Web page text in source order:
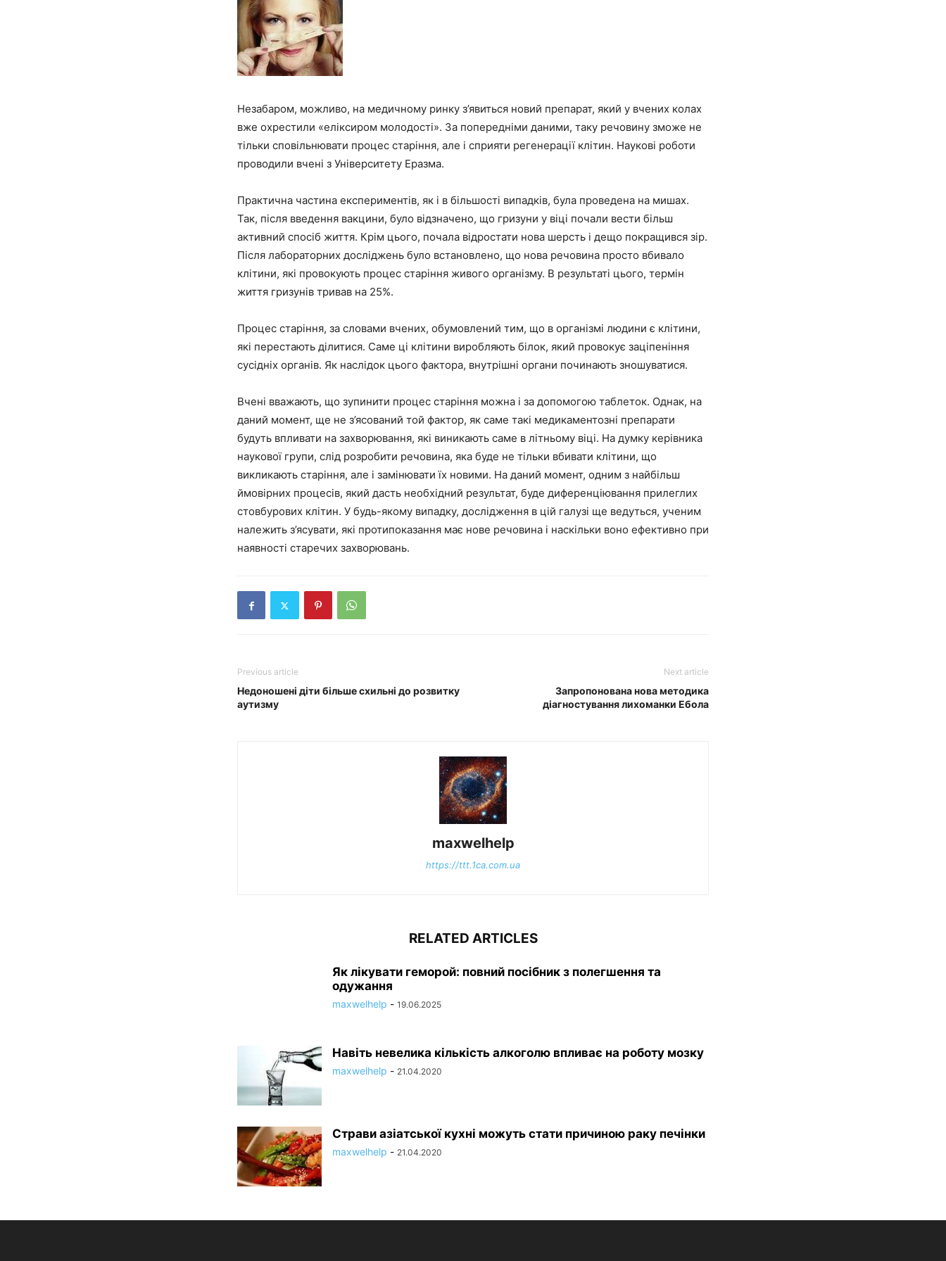
Незабаром, можливо, на медичному ринку з’явиться новий препарат, який у вчених колах
вже охрестили «еліксиром молодості». За попередніми даними, таку речовину зможе не
тільки сповільнювати процес старіння, але і сприяти регенерації клітин. Наукові роботи
проводили вчені з Університету Еразма.
Практична частина експериментів, як і в більшості випадків, була проведена на мишах.
Так, після введення вакцини, було відзначено, що гризуни у віці почали вести більш
активний спосіб життя. Крім цього, почала відростати нова шерсть і дещо покращився зір.
Після лабораторних досліджень було встановлено, що нова речовина просто вбивало
клітини, які провокують процес старіння живого організму. В результаті цього, термін
життя гризунів тривав на 25%.
Процес старіння, за словами вчених, обумовлений тим, що в організмі людини є клітини,
які перестають ділитися. Саме ці клітини виробляють білок, який провокує заціпеніння
сусідніх органів. Як наслідок цього фактора, внутрішні органи починають зношуватися.
Вчені вважають, що зупинити процес старіння можна і за допомогою таблеток. Однак, на
даний момент, ще не з’ясований той фактор, як саме такі медикаментозні препарати
будуть впливати на захворювання, які виникають саме в літньому віці. На думку керівника
наукової групи, слід розробити речовина, яка буде не тільки вбивати клітини, що
викликають старіння, але і замінювати їх новими. На даний момент, одним з найбільш
ймовірних процесів, який дасть необхідний результат, буде диференціювання прилеглих
стовбурових клітин. У будь-якому випадку, дослідження в цій галузі ще ведуться, ученим
належить з’ясувати, які протипоказання має нове речовина і наскільки воно ефективно при
наявності старечих захворювань.
Previous article
Недоношені діти більше схильні до розвитку
аутизму
Next article
Запропонована нова методика
діагностування лихоманки Ебола
maxwelhelp
https://ttt.1ca.com.ua
RELATED ARTICLES
Як лікувати геморой: повний посібник з полегшення та
одужання
maxwelhelp - 19.06.2025
Навіть невелика кількість алкоголю впливає на роботу мозку
maxwelhelp - 21.04.2020
Страви азіатської кухні можуть стати причиною раку печінки
maxwelhelp - 21.04.2020